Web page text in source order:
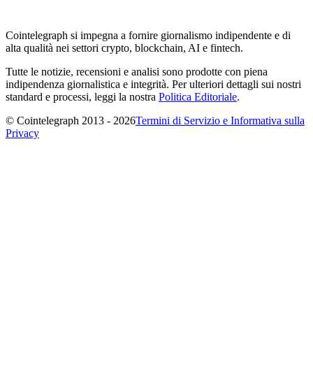
Cointelegraph si impegna a fornire giornalismo indipendente e di
alta qualità nei settori crypto, blockchain, AI e fintech.
Tutte le notizie, recensioni e analisi sono prodotte con piena
indipendenza giornalistica e integrità. Per ulteriori dettagli sui nostri
standard e processi, leggi la nostra Politica Editoriale.
© Cointelegraph 2013 - 2026Termini di Servizio e Informativa sulla
Privacy